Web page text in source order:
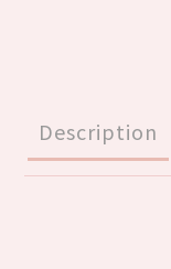
Description